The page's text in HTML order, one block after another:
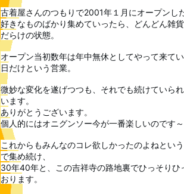
古着屋さんのつもりで2001年１月にオープンし
好きなものばかり集めていったら、どんどん雑
だらけの状態。
オープン当初数年は年中無休としてやって来て
日だけという営業。
微妙な変化を遂げつつも、それでも続けていら
います。
ありがとうございます。
個人的にはオニグンソー今が一番楽しいのです
これからもみんなのコレ欲しかったのよねとい
で集め続け、
30年40年と、この吉祥寺の路地裏でひっそりひ
おります。